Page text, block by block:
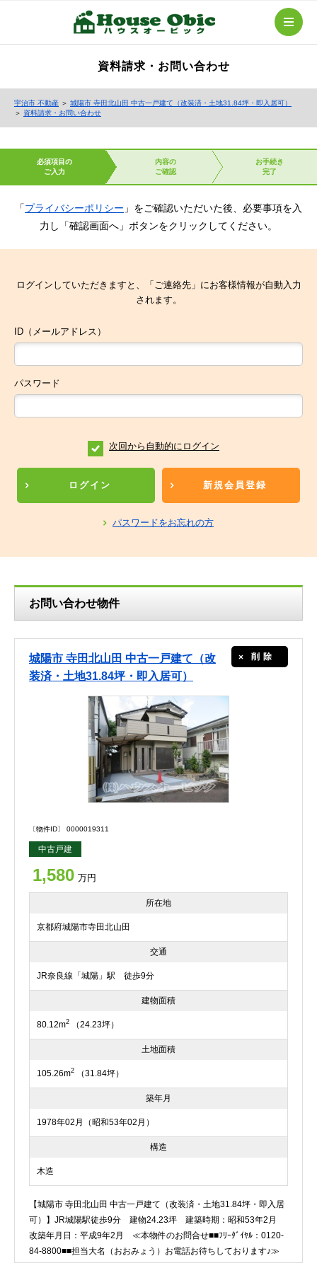
資料請求・お問い合わせ
宇治市 不動産 ＞ 城陽市 寺田北山田 中古一戸建て（改装済・土地31.84坪・即入居可）
＞ 資料請求・お問い合わせ
必須項目の
ご入力
内容の
ご確認
お手続き
完了
「プライバシーポリシー 」をご確認いただいた後、必要事項を入
力し「確認画面へ」ボタンをクリックしてください。
ログインしていただきますと、「ご連絡先」にお客様情報が自動入力
されます。
ID（メールアドレス）
パスワード
次回から自動的にログイン
ログイン 新規会員登録
パスワードをお忘れの方
お問い合わせ物件
城陽市 寺田北山田 中古一戸建て（改
装済・土地31.84坪・即入居可）
削除
〔物件ID〕 0000019311
中古戸建
1,580 万円
所在地
京都府城陽市寺田北山田
交通
JR奈良線「城陽」駅 徒歩9分
建物面積
80.12m2 （24.23坪）
土地面積
105.26m2 （31.84坪）
築年月
1978年02月（昭和53年02月）
構造
木造
【城陽市 寺田北山田 中古一戸建て（改装済・土地31.84坪・即入居
可）】JR城陽駅徒歩9分 建物24.23坪 建築時期：昭和53年2月
改築年月日：平成9年2月 ≪本物件のお問合せ■■ﾌﾘｰﾀﾞｲﾔﾙ：0120-
84-8800■■担当大名（おおみょう）お電話お待ちしております♪≫